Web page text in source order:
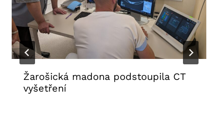
Žarošická madona podstoupila CT
vyšetření